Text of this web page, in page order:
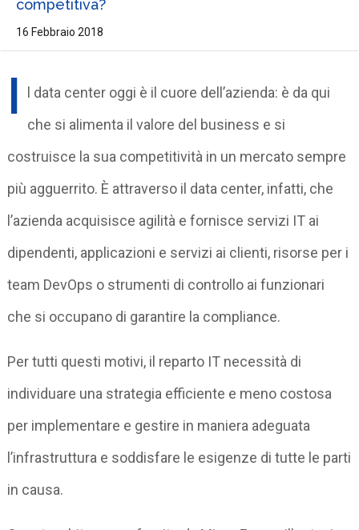
competitiva?
16 Febbraio 2018
I
l data center oggi è il cuore dell’azienda: è da qui
che si alimenta il valore del business e si
costruisce la sua competitività in un mercato sempre
più agguerrito. È attraverso il data center, infatti, che
l’azienda acquisisce agilità e fornisce servizi IT ai
dipendenti, applicazioni e servizi ai clienti, risorse per i
team DevOps o strumenti di controllo ai funzionari
che si occupano di garantire la compliance.
Per tutti questi motivi, il reparto IT necessità di
individuare una strategia efficiente e meno costosa
per implementare e gestire in maniera adeguata
l’infrastruttura e soddisfare le esigenze di tutte le parti
in causa.